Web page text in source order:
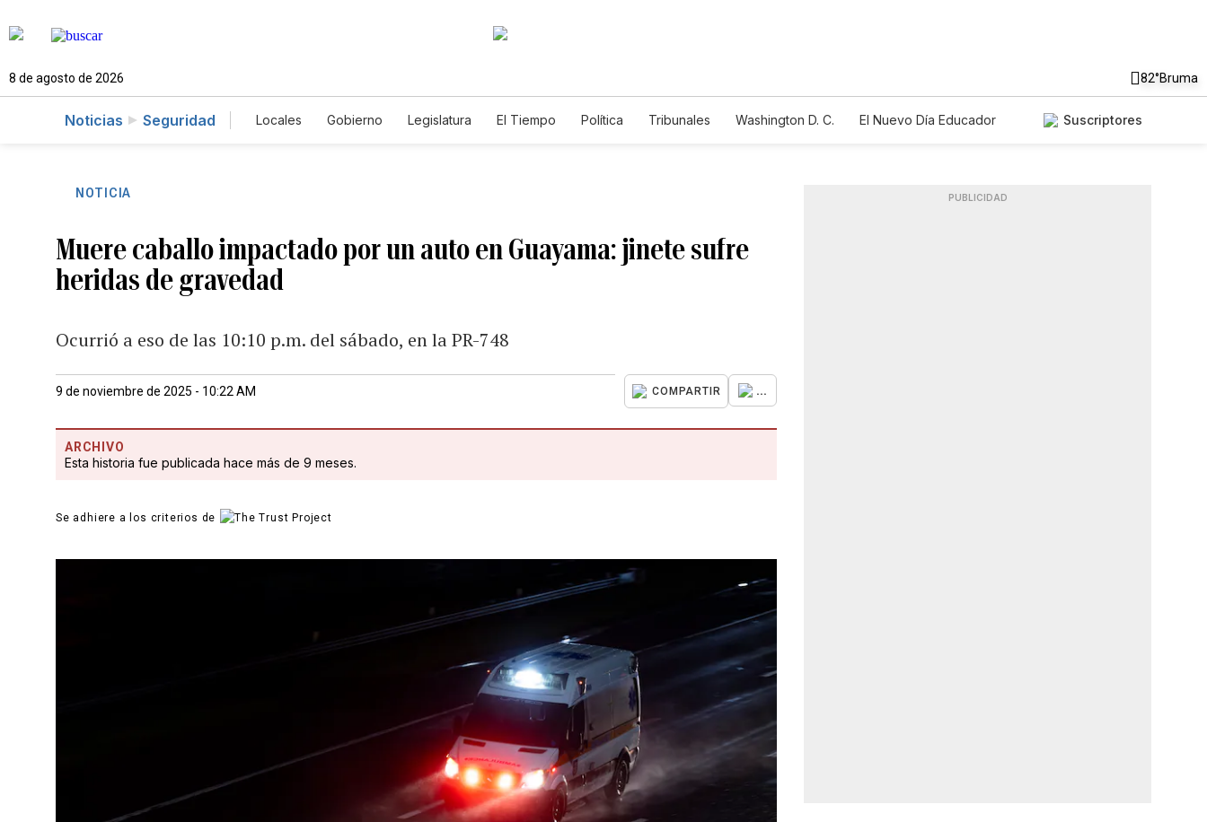
8 de agosto de 2026 82°Bruma
Noticias Seguridad Locales Gobierno Legislatura El Tiempo Política Tribunales Washington D. C.
El Nuevo Día Educador
Suscriptores
NOTICIA
Muere caballo impactado por un auto en Guayama: jinete sufre
heridas de gravedad
Ocurrió a eso de las 10:10 p.m. del sábado, en la PR-748
9 de noviembre de 2025 - 10:22 AM COMPARTIR ...
ARCHIVO
Esta historia fue publicada hace más de 9 meses.
Se adhiere a los criterios de
PUBLICIDAD